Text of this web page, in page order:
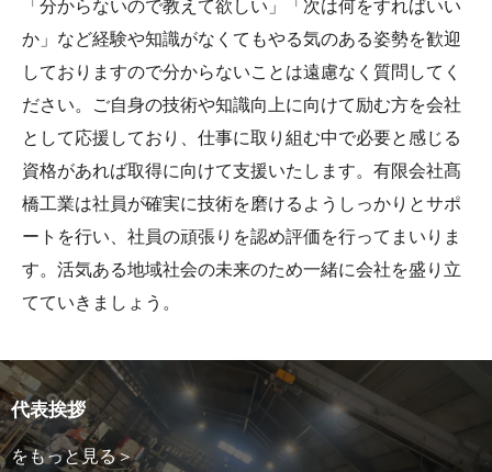
か」など経験や知識がなくてもやる気のある姿勢を歓迎
しておりますので分からないことは遠慮なく質問してく
ださい。ご自身の技術や知識向上に向けて励む方を会社
として応援しており、仕事に取り組む中で必要と感じる
資格があれば取得に向けて支援いたします。有限会社髙
橋工業は社員が確実に技術を磨けるようしっかりとサポ
ートを行い、社員の頑張りを認め評価を行ってまいりま
す。活気ある地域社会の未来のため一緒に会社を盛り立
てていきましょう。
代表挨拶
をもっと見る＞